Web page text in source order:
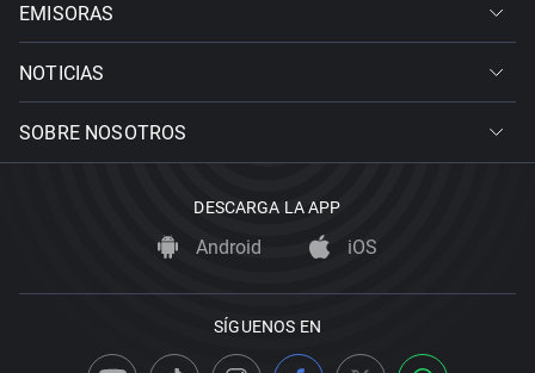
EMISORAS
NOTICIAS
SOBRE NOSOTROS
DESCARGA LA APP
Android iOS
SÍGUENOS EN